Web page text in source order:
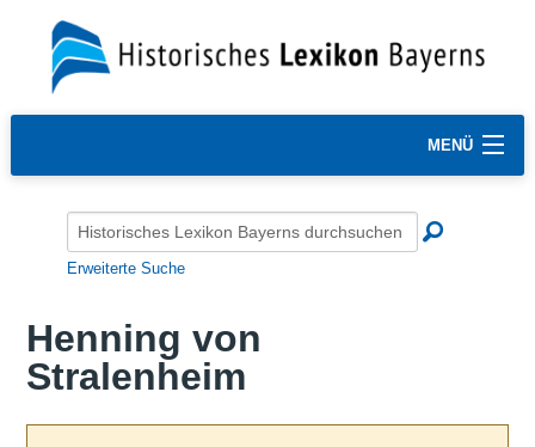
MENÜ
Erweiterte Suche
Henning von
Stralenheim